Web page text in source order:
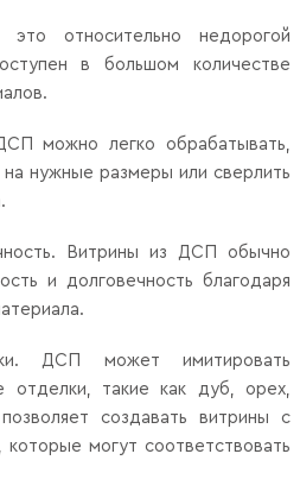
относительно недорогой
в большом количестве
можно легко обрабатывать,
на нужные размеры или сверлить
Витрины из ДСП обычно
и долговечность благодаря
ДСП может имитировать
отделки, такие как дуб, орех,
создавать витрины с
которые могут соответствовать